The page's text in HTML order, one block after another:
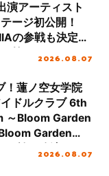
演アーティスト
ージ初公開！
の参戦も決定
第3ステージの
2026.08.07
！蓮ノ空女学院
ドルクラブ 6th
～Bloom Garden
Garden
／埼玉公演＞”
2026.08.07